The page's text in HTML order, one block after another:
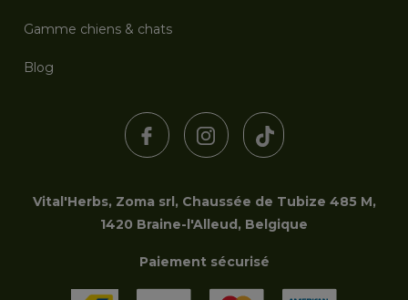
Gamme chiens & chats
Blog
Vital'Herbs, Zoma srl, Chaussée de Tubize 485 M,
1420 Braine-l'Alleud, Belgique
Paiement sécurisé